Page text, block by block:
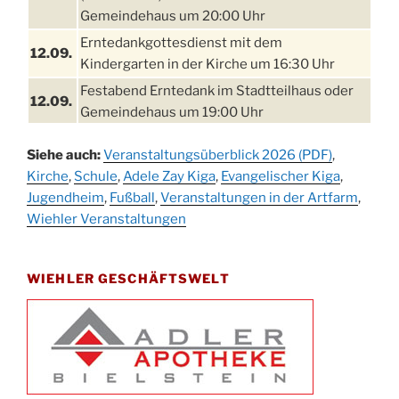
Gemeindehaus um 20:00 Uhr
12.09.
Erntedankgottesdienst mit dem
Kindergarten in der Kirche um 16:30 Uhr
12.09.
Festabend Erntedank im Stadtteilhaus oder
Gemeindehaus um 19:00 Uhr
13.09.
Stadtteilhaus um 14:00 Uhr
19.09.
Schlagerabend im Stadtteilhaus
Drabenderhöhe
Kinderbibeltag im Ev. Gemeindehaus von 10-
12 Uhr
09.10.
Afterwork-Andacht um 18:00 Uhr in der
Kirche
10.10.
Sandmännchen-Gottesdienst in der Kirche
Siehe auch:Veranstaltungsüberblick 2026 (PDF),
Kirche, Schule,Adele Zay Kiga, Evangelischer Kiga,
Jugendheim, Fußball,Veranstaltungen in der Artfarm,
Wiehler Veranstaltungen
WIEHLER GESCHÄFTSWELT